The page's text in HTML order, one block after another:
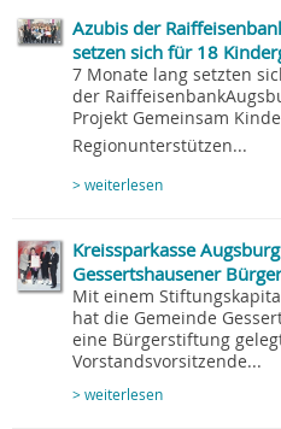
Azubis der
setzen sich für 18
7 Monate lang setzten
der
Projekt Gemeinsam
Regionunterstützen...
> weiterlesen
Kreissparkasse
Gessertshausener
Mit einem
hat die Gemeinde
eine Bürgerstiftung
Vorstandsvorsitzende...
> weiterlesen